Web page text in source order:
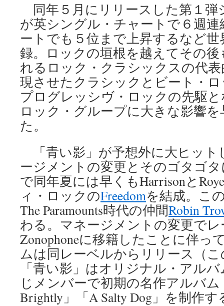
同年５月にリリースした第１弾
が英シングル・チャートで６週
ートでも５位まで上昇するなど
録。ロックの垣根を越えてその
れるロック・クラシックスの代
現させたクラシックとビート・
プログレッシヴ・ロックの先駆
ロック・グループに大きな影響
た。
「青い影」が予想外に大ヒット
ージメントの変更とそのゴタゴ
で同年夏には早くもHarrisonと
ィ・ロックのFreedomを結成。こ
The Paramounts時代の仲間Robin
わる。マネージメントの変更でレ
Zonophoneに移籍したことに伴っ
ムは同レーベルからリリース（
「青い影」はオリジナル・アル
じメンバーで初期の名作アルバム
Brightly」「A Salty Dog」を制作す